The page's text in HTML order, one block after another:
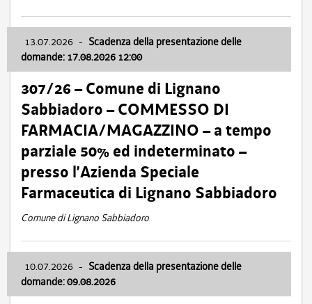
13.07.2026 - Scadenza della presentazione delle
domande: 17.08.2026 12:00
307/26 – Comune di Lignano
Sabbiadoro – COMMESSO DI
FARMACIA/MAGAZZINO – a tempo
parziale 50% ed indeterminato –
presso l’Azienda Speciale
Farmaceutica di Lignano Sabbiadoro
Comune di Lignano Sabbiadoro
10.07.2026 - Scadenza della presentazione delle
domande: 09.08.2026